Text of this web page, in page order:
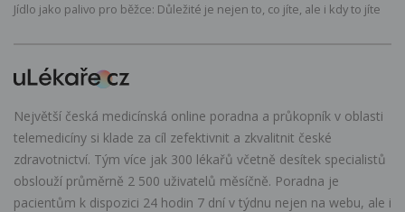
Jídlo jako palivo pro běžce: Důležité je nejen to, co jíte, ale i kdy to jíte
Největší česká medicínská online poradna a průkopník v oblasti
telemedicíny si klade za cíl zefektivnit a zkvalitnit české
zdravotnictví. Tým více jak 300 lékařů včetně desítek specialistů
obslouží průměrně 2 500 uživatelů měsíčně. Poradna je
pacientům k dispozici 24 hodin 7 dní v týdnu nejen na webu, ale i